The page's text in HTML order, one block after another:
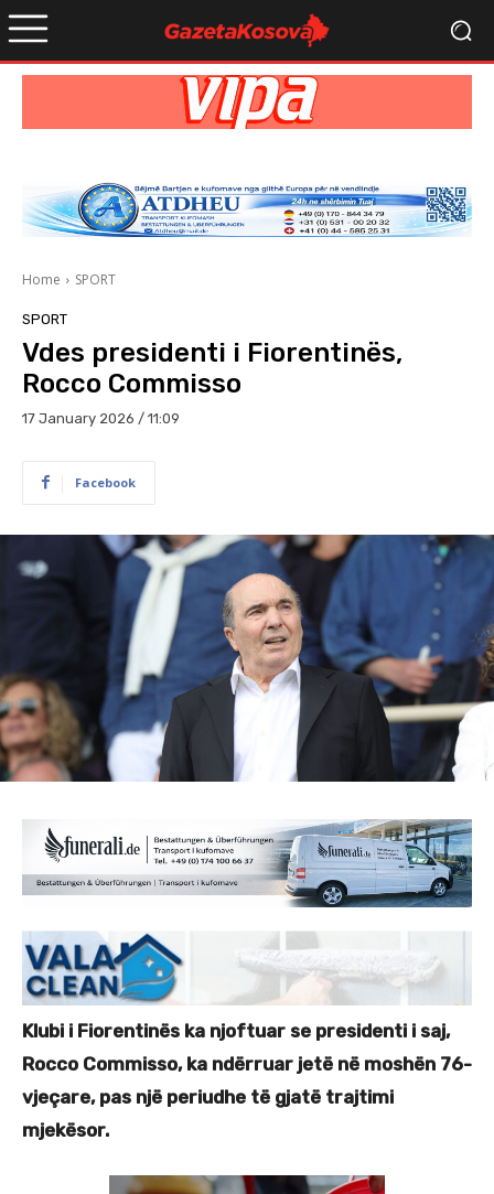
Home SPORT
SPORT
Vdes presidenti i Fiorentinës,
Rocco Commisso
17 January 2026 / 11:09
Facebook
Klubi i Fiorentinës ka njoftuar se presidenti i saj,
Rocco Commisso, ka ndërruar jetë në moshën 76-
vjeçare, pas një periudhe të gjatë trajtimi
mjekësor.